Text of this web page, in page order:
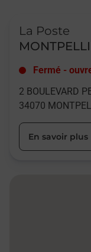
La Poste
Fermé -
2 BOULEVARD
34070
En savoir plus